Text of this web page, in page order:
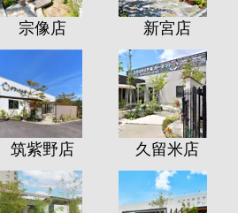
宗像店 新宮店
筑紫野店 久留米店